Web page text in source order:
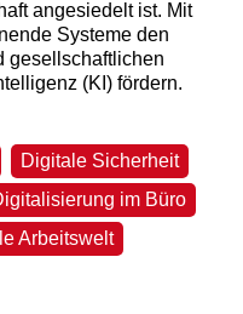
angesiedelt ist. Mit
Systeme den
gesellschaftlichen
(KI) fördern.
Digitale Sicherheit
im Büro
Arbeitswelt